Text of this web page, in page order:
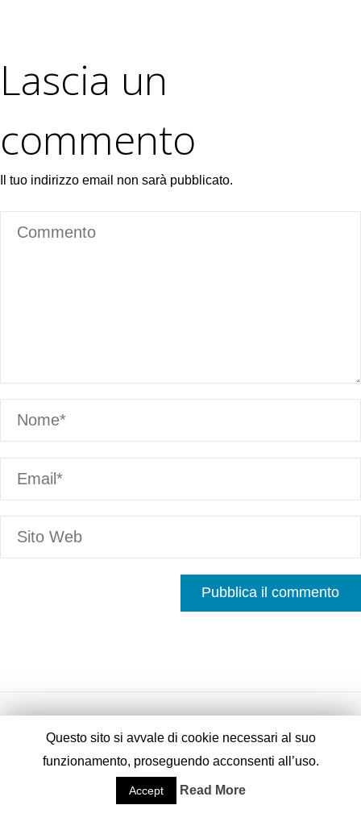
Lascia un
commento
Il tuo indirizzo email non sarà pubblicato.
Fornito daFluida
Questo sito si avvale di cookie necessari al suo
funzionamento, proseguendo acconsenti all’uso.
Accept Read More